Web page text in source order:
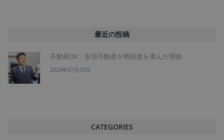
最近の投稿
不動産DX：安信不動産が明段舎を選んだ理由
2026年07月20日
CATEGORIES